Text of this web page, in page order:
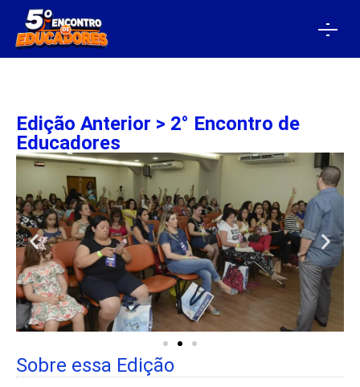
Edição Anterior > 2° Encontro de
Educadores
Sobre essa Edição